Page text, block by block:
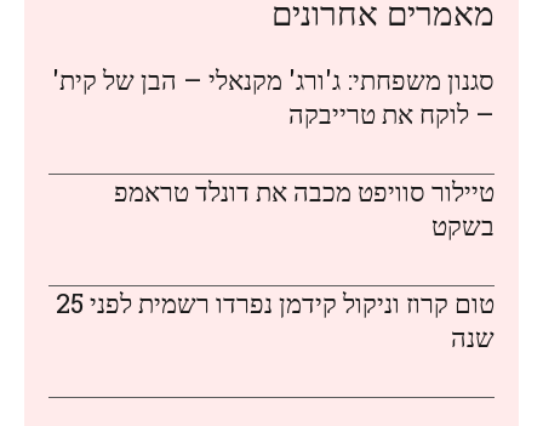
מאמרים אחרונים
סגנון משפחתי: ג'ורג' מקנאלי – הבן של קית'
– לוקח את טרייבקה
טיילור סוויפט מכבה את דונלד טראמפ
בשקט
טום קרוז וניקול קידמן נפרדו רשמית לפני 25
שנה